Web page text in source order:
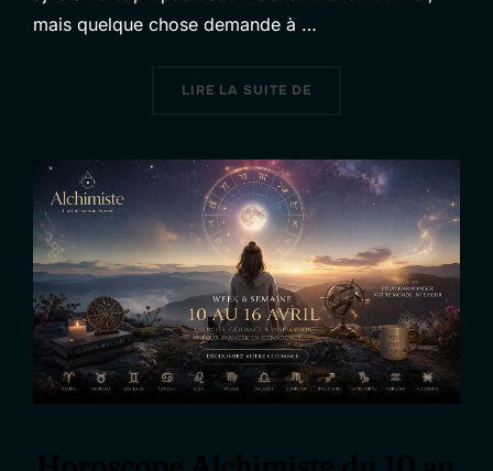
mais quelque chose demande à …
LIRE LA SUITE DE